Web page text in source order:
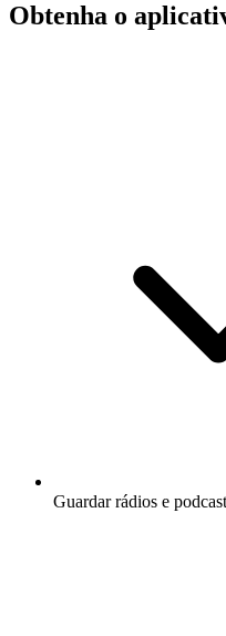
Obtenha o
Guardar rádios e